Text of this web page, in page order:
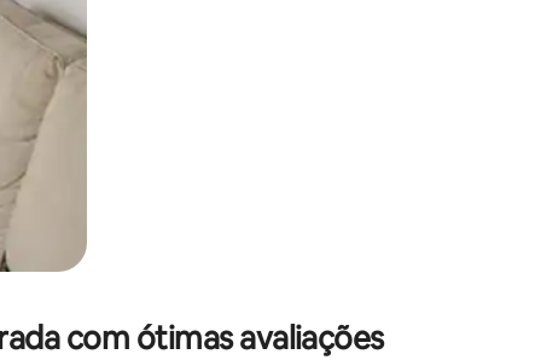
com ótimas avaliações